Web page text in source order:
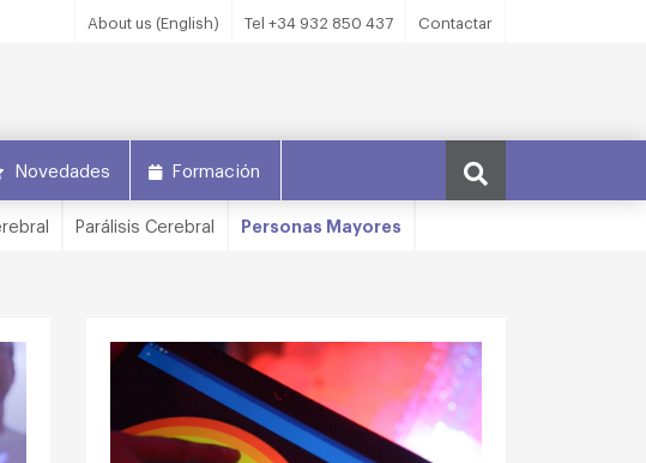
About us (English) Tel +34 932 850 437 Contactar
Novedades Formación
Parálisis Cerebral Personas Mayores